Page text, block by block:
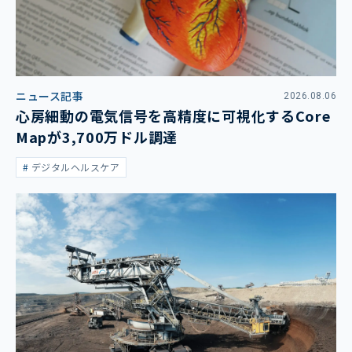
ニュース記事 2026.08.06
心房細動の電気信号を高精度に可視化するCore
Mapが3,700万ドル調達
デジタルヘルスケア